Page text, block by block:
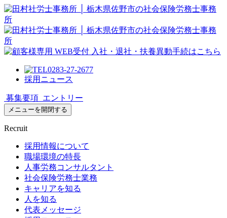
0283-27-2677
採用ニュース
募集要項 エントリー
メニューを開閉する
Recruit
採用情報について
職場環境の特長
人事労務コンサルタント
社会保険労務士業務
キャリアを知る
人を知る
代表メッセージ